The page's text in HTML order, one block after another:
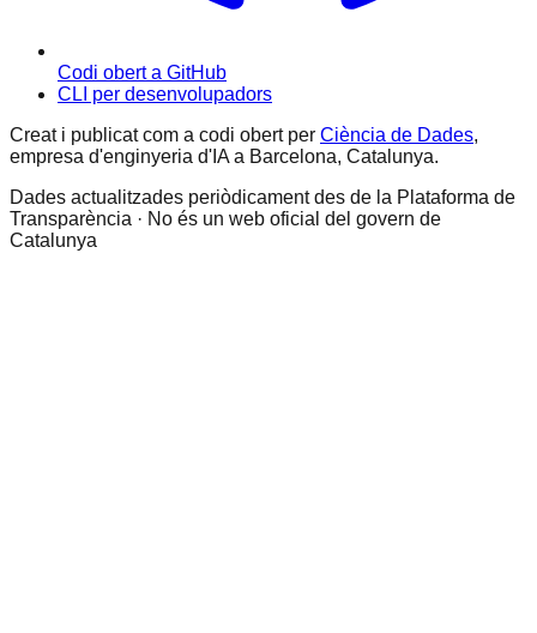
Codi obert a GitHub
CLI per desenvolupadors
Creat i publicat com a codi obert per Ciència de Dades,
empresa d'enginyeria d'IA a Barcelona, Catalunya.
Dades actualitzades periòdicament des de la Plataforma de
Transparència · No és un web oficial del govern de
Catalunya